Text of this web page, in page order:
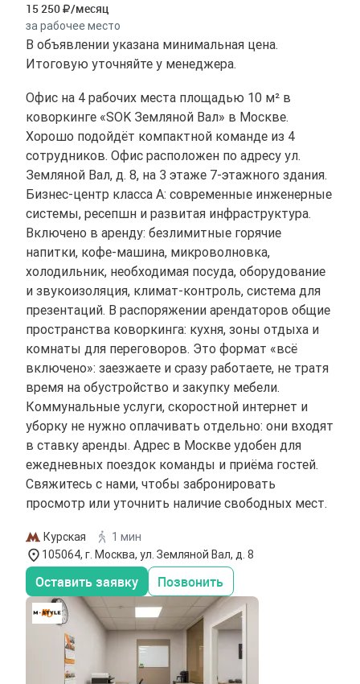
15 250 /месяц
за рабочее место
В объявлении указана минимальная цена.
Итоговую уточняйте у менеджера.
Офис на 4 рабочих места площадью 10 м² в
коворкинге «SOK Земляной Вал» в Москве.
Хорошо подойдёт компактной команде из 4
сотрудников. Офис расположен по адресу ул.
Земляной Вал, д. 8, на 3 этаже 7-этажного здания.
Бизнес-центр класса A: современные инженерные
системы, ресепшн и развитая инфраструктура.
Включено в аренду: безлимитные горячие
напитки, кофе-машина, микроволновка,
холодильник, необходимая посуда, оборудование
и звукоизоляция, климат-контроль, система для
презентаций. В распоряжении арендаторов общие
пространства коворкинга: кухня, зоны отдыха и
комнаты для переговоров. Это формат «всё
включено»: заезжаете и сразу работаете, не тратя
время на обустройство и закупку мебели.
Коммунальные услуги, скоростной интернет и
уборку не нужно оплачивать отдельно: они входят
в ставку аренды. Адрес в Москве удобен для
ежедневных поездок команды и приёма гостей.
Свяжитесь с нами, чтобы забронировать
просмотр или уточнить наличие свободных мест.
Курская
1 мин
105064, г. Москва, ул. Земляной Вал, д. 8
Оставить заявку Позвонить